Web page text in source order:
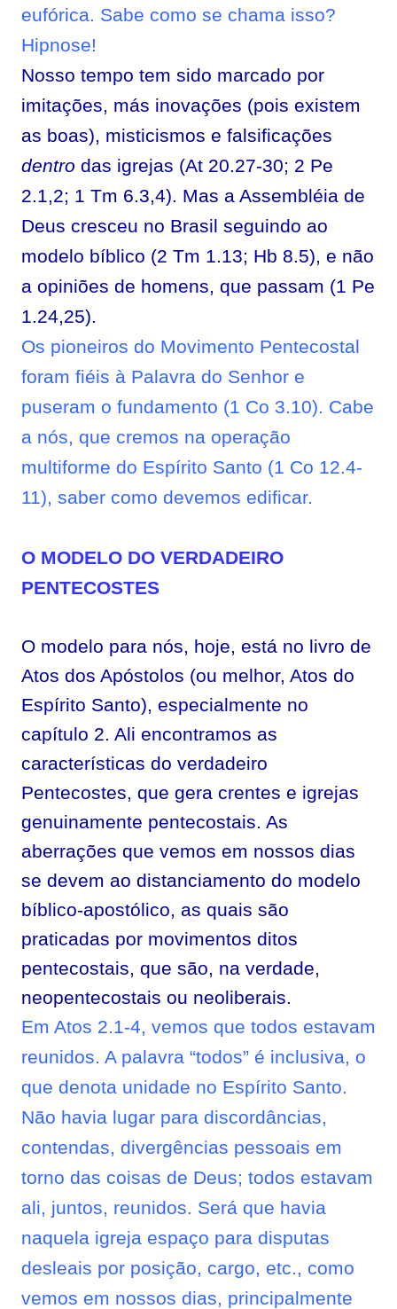
eufórica. Sabe como se chama isso?
Hipnose!
Nosso tempo tem sido marcado por
imitações, más inovações (pois existem
as boas), misticismos e falsificações
dentro das igrejas (At 20.27-30; 2 Pe
2.1,2; 1 Tm 6.3,4). Mas a Assembléia de
Deus cresceu no Brasil seguindo ao
modelo bíblico (2 Tm 1.13; Hb 8.5), e não
a opiniões de homens, que passam (1 Pe
1.24,25).
Os pioneiros do Movimento Pentecostal
foram fiéis à Palavra do Senhor e
puseram o fundamento (1 Co 3.10). Cabe
a nós, que cremos na operação
multiforme do Espírito Santo (1 Co 12.4-
11), saber como devemos edificar.
O MODELO DO VERDADEIRO
PENTECOSTES
O modelo para nós, hoje, está no livro de
Atos dos Apóstolos (ou melhor, Atos do
Espírito Santo), especialmente no
capítulo 2. Ali encontramos as
características do verdadeiro
Pentecostes, que gera crentes e igrejas
genuinamente pentecostais. As
aberrações que vemos em nossos dias
se devem ao distanciamento do modelo
bíblico-apostólico, as quais são
praticadas por movimentos ditos
pentecostais, que são, na verdade,
neopentecostais ou neoliberais.
Em Atos 2.1-4, vemos que todos estavam
reunidos. A palavra “todos” é inclusiva, o
que denota unidade no Espírito Santo.
Não havia lugar para discordâncias,
contendas, divergências pessoais em
torno das coisas de Deus; todos estavam
ali, juntos, reunidos. Será que havia
naquela igreja espaço para disputas
desleais por posição, cargo, etc., como
vemos em nossos dias, principalmente